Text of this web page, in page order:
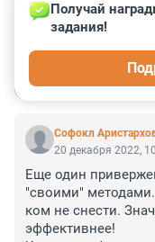
Софокл
Получай
задания!
20 декабря 2022,
Еще один
"своими"
ком не снести.
эффективнее!